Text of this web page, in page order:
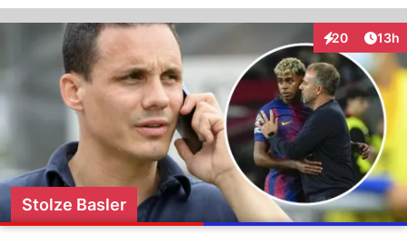
20
Interaktionen
13h
Stolze Basler